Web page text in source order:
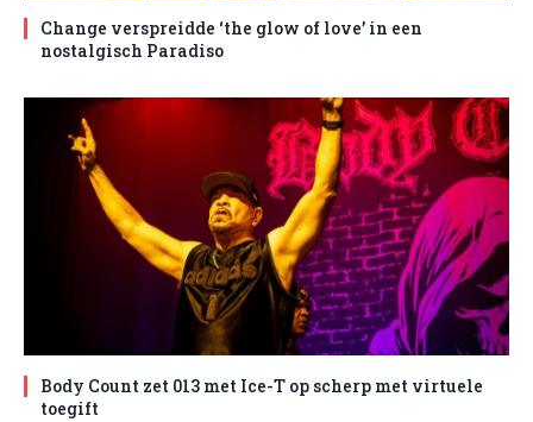
Change verspreidde ‘the glow of love’ in een
nostalgisch Paradiso
Body Count zet 013 met Ice-T op scherp met virtuele
toegift